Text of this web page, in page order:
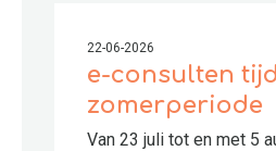
22-06-2026
e-consulten
zomerperiode
Van 23 juli tot en met 5